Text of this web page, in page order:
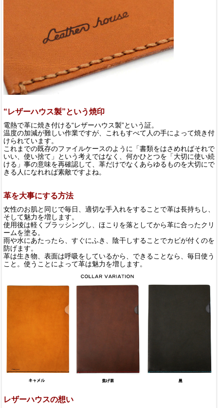
“レザーハウス製”という焼印
電熱で革に焼き付ける“レザーハウス製”という証。
温度の加減が難しい作業ですが、これもすべて人の手によって焼き付
けられています。
これまでの既存のファイルケースのように「書類をはさめればそれで
いい、使い捨て」という考えではなく、何かひとつを「大切に使い続
ける」事の意味を再確認して、革だけでなくあらゆるものを大切にで
きる人になれれば素敵ですよね。
革を大事にする方法
女性のお肌と同じで毎日、適切な手入れをすることで革は長持ちし、
そして魅力を増します。
使用後は軽くブラッシングし、ほこりを落としてから革に合ったクリ
ームを塗る。
雨や水にあたったら、すぐにふき、陰干しすることでカビが付くのを
防げます。
革は生き物、表面は呼吸をしているから、できることなら、毎日使う
こと。使うことによって革は魅力を増します。
レザーハウスの想い